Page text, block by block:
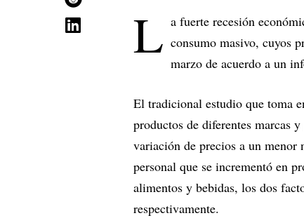
L a fuerte recesión
consumo masivo, cuyos
marzo de acuerdo a un
El tradicional estudio que toma
productos de diferentes marcas
variación de precios a un
personal que se incrementó en
alimentos y bebidas, los dos
respectivamente.